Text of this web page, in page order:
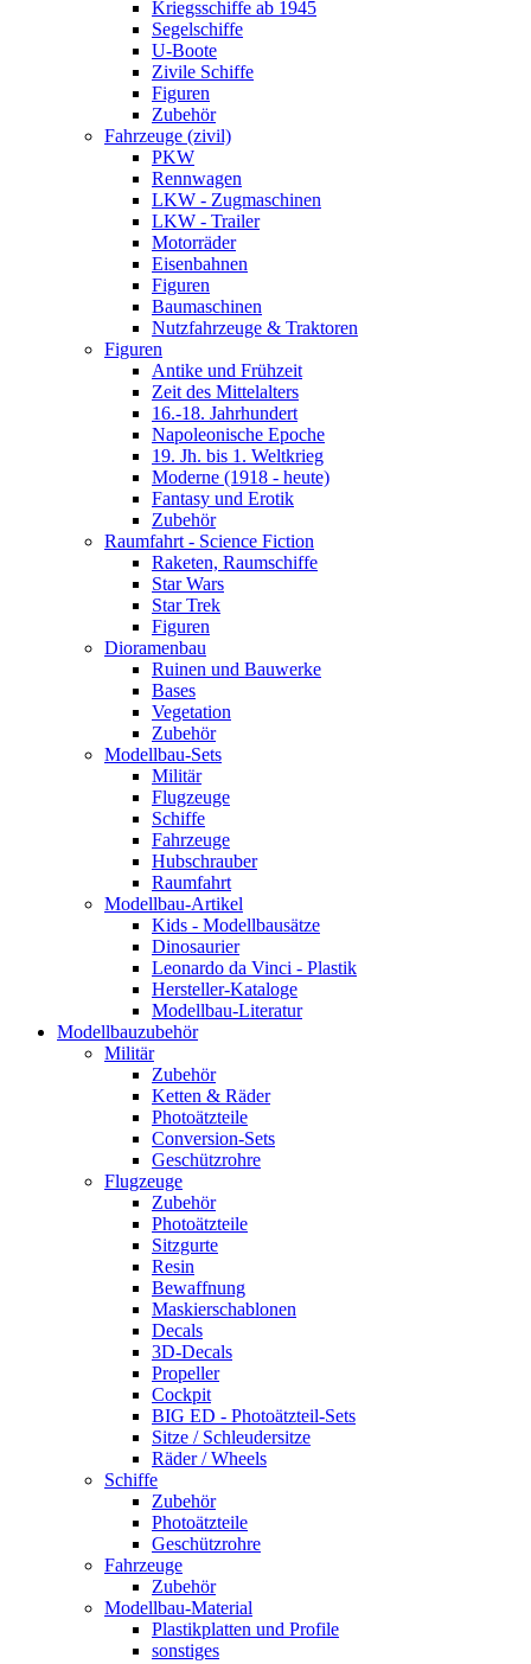
Kriegsschiffe ab 1945
Segelschiffe
U-Boote
Zivile Schiffe
Figuren
Zubehör
Fahrzeuge (zivil)
PKW
Rennwagen
LKW - Zugmaschinen
LKW - Trailer
Motorräder
Eisenbahnen
Figuren
Baumaschinen
Nutzfahrzeuge & Traktoren
Figuren
Antike und Frühzeit
Zeit des Mittelalters
16.-18. Jahrhundert
Napoleonische Epoche
19. Jh. bis 1. Weltkrieg
Moderne (1918 - heute)
Fantasy und Erotik
Zubehör
Raumfahrt - Science Fiction
Raketen, Raumschiffe
Star Wars
Star Trek
Figuren
Dioramenbau
Ruinen und Bauwerke
Bases
Vegetation
Zubehör
Modellbau-Sets
Militär
Flugzeuge
Schiffe
Fahrzeuge
Hubschrauber
Raumfahrt
Modellbau-Artikel
Kids - Modellbausätze
Dinosaurier
Leonardo da Vinci - Plastik
Hersteller-Kataloge
Modellbau-Literatur
Modellbauzubehör
Militär
Zubehör
Ketten & Räder
Photoätzteile
Conversion-Sets
Geschützrohre
Flugzeuge
Zubehör
Photoätzteile
Sitzgurte
Resin
Bewaffnung
Maskierschablonen
Decals
3D-Decals
Propeller
Cockpit
BIG ED - Photoätzteil-Sets
Sitze / Schleudersitze
Räder / Wheels
Schiffe
Zubehör
Photoätzteile
Geschützrohre
Fahrzeuge
Zubehör
Modellbau-Material
Plastikplatten und Profile
sonstiges